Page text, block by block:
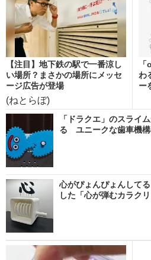
【注目】地下鉄の駅で一番涼し
い場所？まさかの場所にメッセ
ージ広告が登場
(ねとらぼ)
わ
ー
「ドラクエ」のスライ
る ユニークな歯車機構
心がぴょんぴょんして
した「心が弾むカラク